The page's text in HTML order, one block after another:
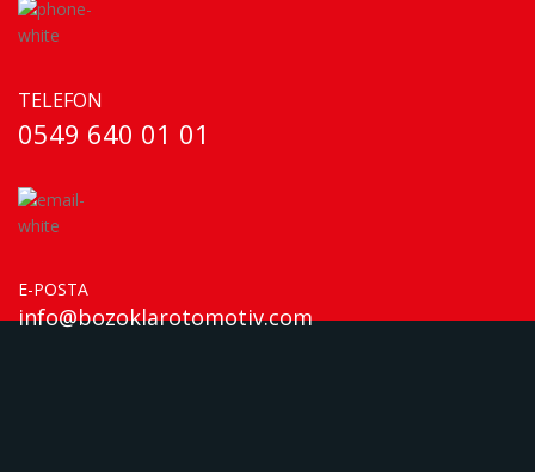
TELEFON
0549 640 01 01
E-POSTA
info@bozoklarotomotiv.com